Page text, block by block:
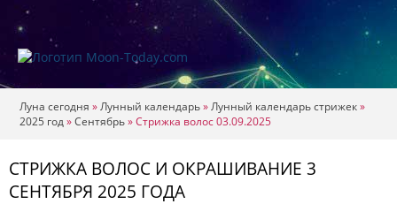
Луна сегодня »Лунный календарь»Лунный календарь стрижек»
2025 год»Сентябрь»Стрижка волос 03.09.2025
СТРИЖКА ВОЛОС И ОКРАШИВАНИЕ 3
СЕНТЯБРЯ 2025 ГОДА